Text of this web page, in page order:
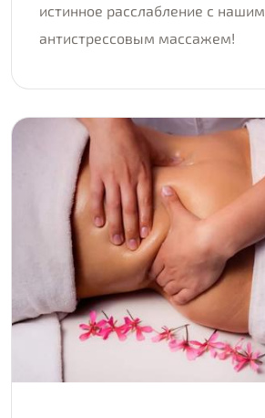
истинное расслабление с нашим
антистрессовым массажем!